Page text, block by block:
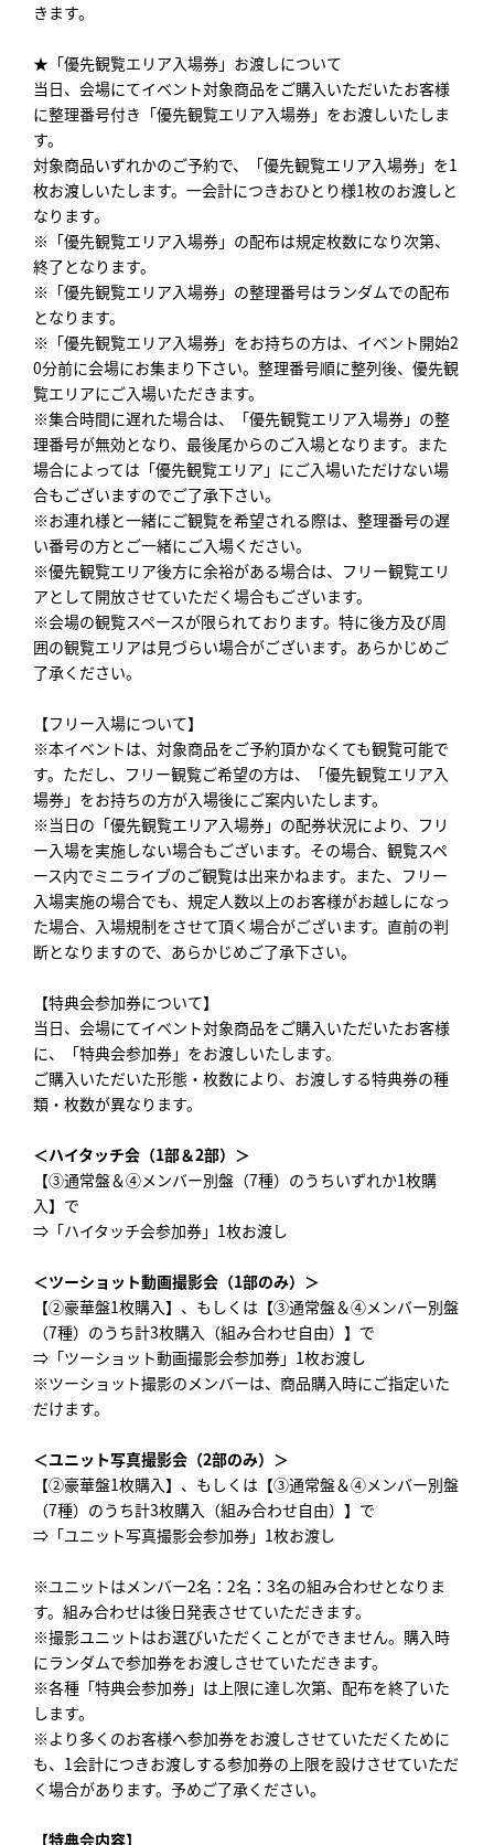
きます。
★「優先観覧エリア入場券」お渡しについて
当日、会場にてイベント対象商品をご購入いただいたお客様
に整理番号付き「優先観覧エリア入場券」をお渡しいたしま
す。
対象商品いずれかのご予約で、「優先観覧エリア入場券」を1
枚お渡しいたします。一会計につきおひとり様1枚のお渡しと
なります。
※「優先観覧エリア入場券」の配布は規定枚数になり次第、
終了となります。
※「優先観覧エリア入場券」の整理番号はランダムでの配布
となります。
※「優先観覧エリア入場券」をお持ちの方は、イベント開始2
0分前に会場にお集まり下さい。整理番号順に整列後、優先観
覧エリアにご入場いただきます。
※集合時間に遅れた場合は、「優先観覧エリア入場券」の整
理番号が無効となり、最後尾からのご入場となります。また
場合によっては「優先観覧エリア」にご入場いただけない場
合もございますのでご了承下さい。
※お連れ様と一緒にご観覧を希望される際は、整理番号の遅
い番号の方とご一緒にご入場ください。
※優先観覧エリア後方に余裕がある場合は、フリー観覧エリ
アとして開放させていただく場合もございます。
※会場の観覧スペースが限られております。特に後方及び周
囲の観覧エリアは見づらい場合がございます。あらかじめご
了承ください。
【フリー入場について】
※本イベントは、対象商品をご予約頂かなくても観覧可能で
す。ただし、フリー観覧ご希望の方は、「優先観覧エリア入
場券」をお持ちの方が入場後にご案内いたします。
※当日の「優先観覧エリア入場券」の配券状況により、フリ
ー入場を実施しない場合もございます。その場合、観覧スペ
ース内でミニライブのご観覧は出来かねます。また、フリー
入場実施の場合でも、規定人数以上のお客様がお越しになっ
た場合、入場規制をさせて頂く場合がございます。直前の判
断となりますので、あらかじめご了承下さい。
【特典会参加券について】
当日、会場にてイベント対象商品をご購入いただいたお客様
に、「特典会参加券」をお渡しいたします。
ご購入いただいた形態・枚数により、お渡しする特典券の種
類・枚数が異なります。
＜ハイタッチ会（1部＆2部）＞
【③通常盤＆④メンバー別盤（7種）のうちいずれか1枚購
入】で
⇒「ハイタッチ会参加券」1枚お渡し
＜ツーショット動画撮影会（1部のみ）＞
【②豪華盤1枚購入】、もしくは【③通常盤＆④メンバー別盤
（7種）のうち計3枚購入（組み合わせ自由）】で
⇒「ツーショット動画撮影会参加券」1枚お渡し
※ツーショット撮影のメンバーは、商品購入時にご指定いた
だけます。
＜ユニット写真撮影会（2部のみ）＞
【②豪華盤1枚購入】、もしくは【③通常盤＆④メンバー別盤
（7種）のうち計3枚購入（組み合わせ自由）】で
⇒「ユニット写真撮影会参加券」1枚お渡し
※ユニットはメンバー2名：2名：3名の組み合わせとなりま
す。組み合わせは後日発表させていただきます。
※撮影ユニットはお選びいただくことができません。購入時
にランダムで参加券をお渡しさせていただきます。
※各種「特典会参加券」は上限に達し次第、配布を終了いた
します。
※より多くのお客様へ参加券をお渡しさせていただくために
も、1会計につきお渡しする参加券の上限を設けさせていただ
く場合があります。予めご了承ください。
【特典会内容】